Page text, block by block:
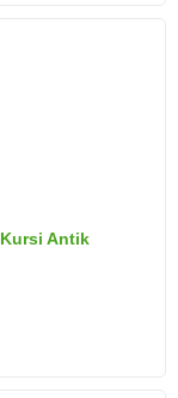
Antik